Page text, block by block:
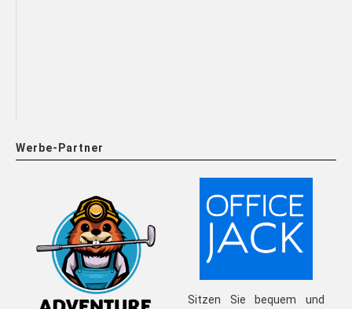
Werbe-Partner
Sitzen Sie bequem und